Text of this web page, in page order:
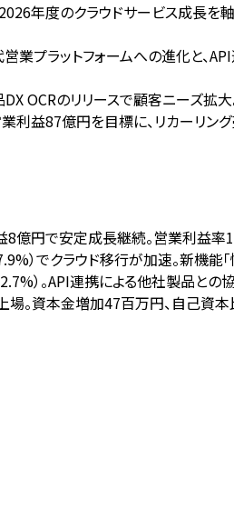
年度のクラウドサービス成長
業プラットフォームへの進化と
DX OCRのリリースで顧客ニー
益87億円を目標に、リカーリン
8億円で安定成長継続。営業利益
）でクラウド移行が加速。新機
）。API連携による他社製品と
。資本金増加47百万円、自己資本